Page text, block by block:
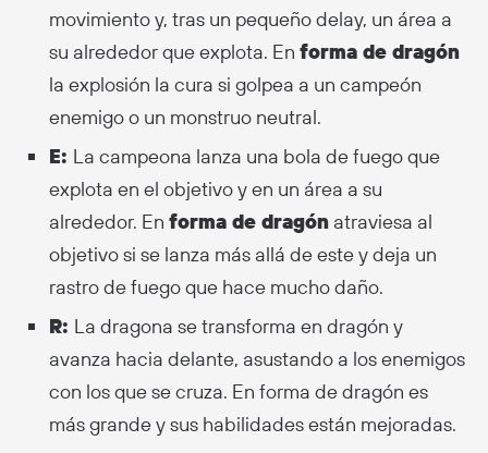
movimiento y, tras un pequeño delay, un área a
su alrededor que explota. En forma de dragón
la explosión la cura si golpea a un campeón
enemigo o un monstruo neutral.
E: La campeona lanza una bola de fuego que
explota en el objetivo y en un área a su
alrededor. En forma de dragón atraviesa al
objetivo si se lanza más allá de este y deja un
rastro de fuego que hace mucho daño.
R: La dragona se transforma en dragón y
avanza hacia delante, asustando a los enemigos
con los que se cruza. En forma de dragón es
más grande y sus habilidades están mejoradas.